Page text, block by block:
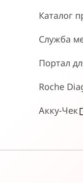
Каталог
Служба
Портал
Roche
Акку-Чек